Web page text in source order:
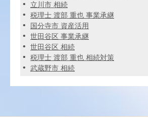
立川市 相続
税理士 渡部 重也 事業承継
国分寺市 資産活用
世田谷区 事業承継
世田谷区 相続
税理士 渡部 重也 相続対策
武蔵野市 相続